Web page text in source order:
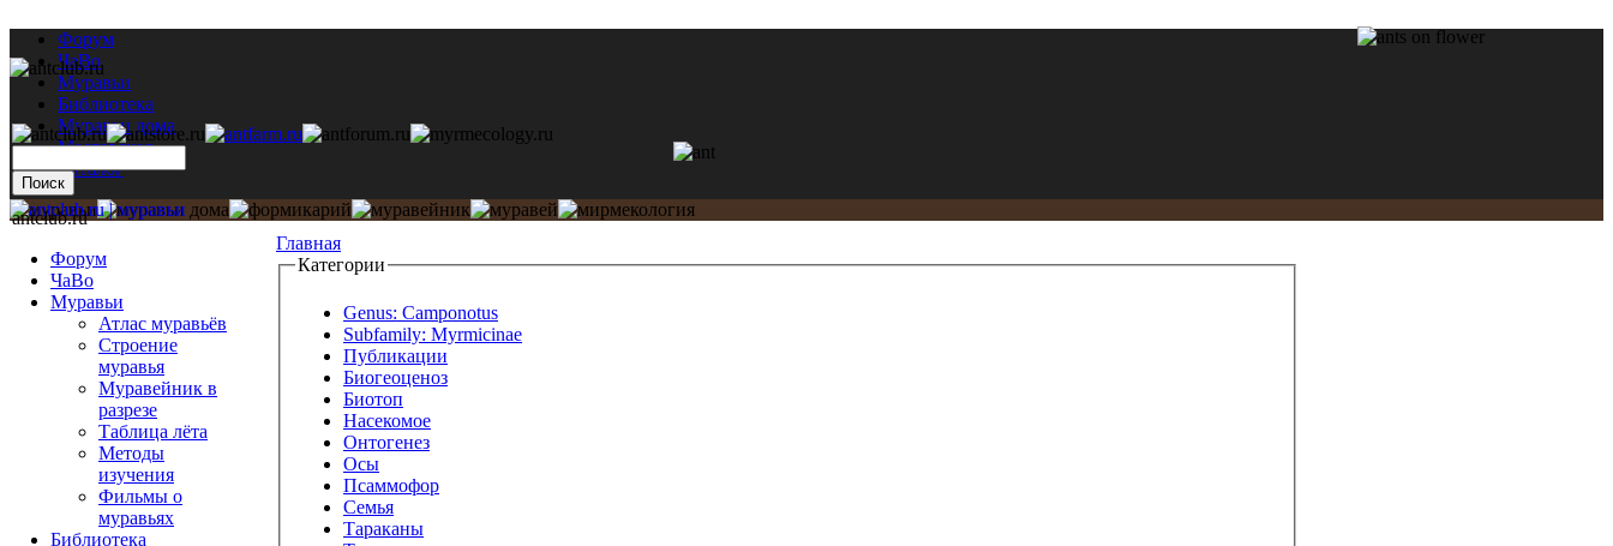
Форум
ЧаВо
Муравьи
Библиотека
Муравьи дома
Мастерская
Каталог
Главная
Категории
Genus: Camponotus
Subfamily: Myrmicinae
Публикации
Биогеоценоз
Биотоп
Насекомое
Онтогенез
Осы
Псаммофор
Семья
Тараканы
antclub.ru
Форум
ЧаВо
Муравьи
Атлас муравьёв
Строение
муравья
Муравейник в
разрезе
Таблица лёта
Методы
изучения
Фильмы о
муравьях
Библиотека